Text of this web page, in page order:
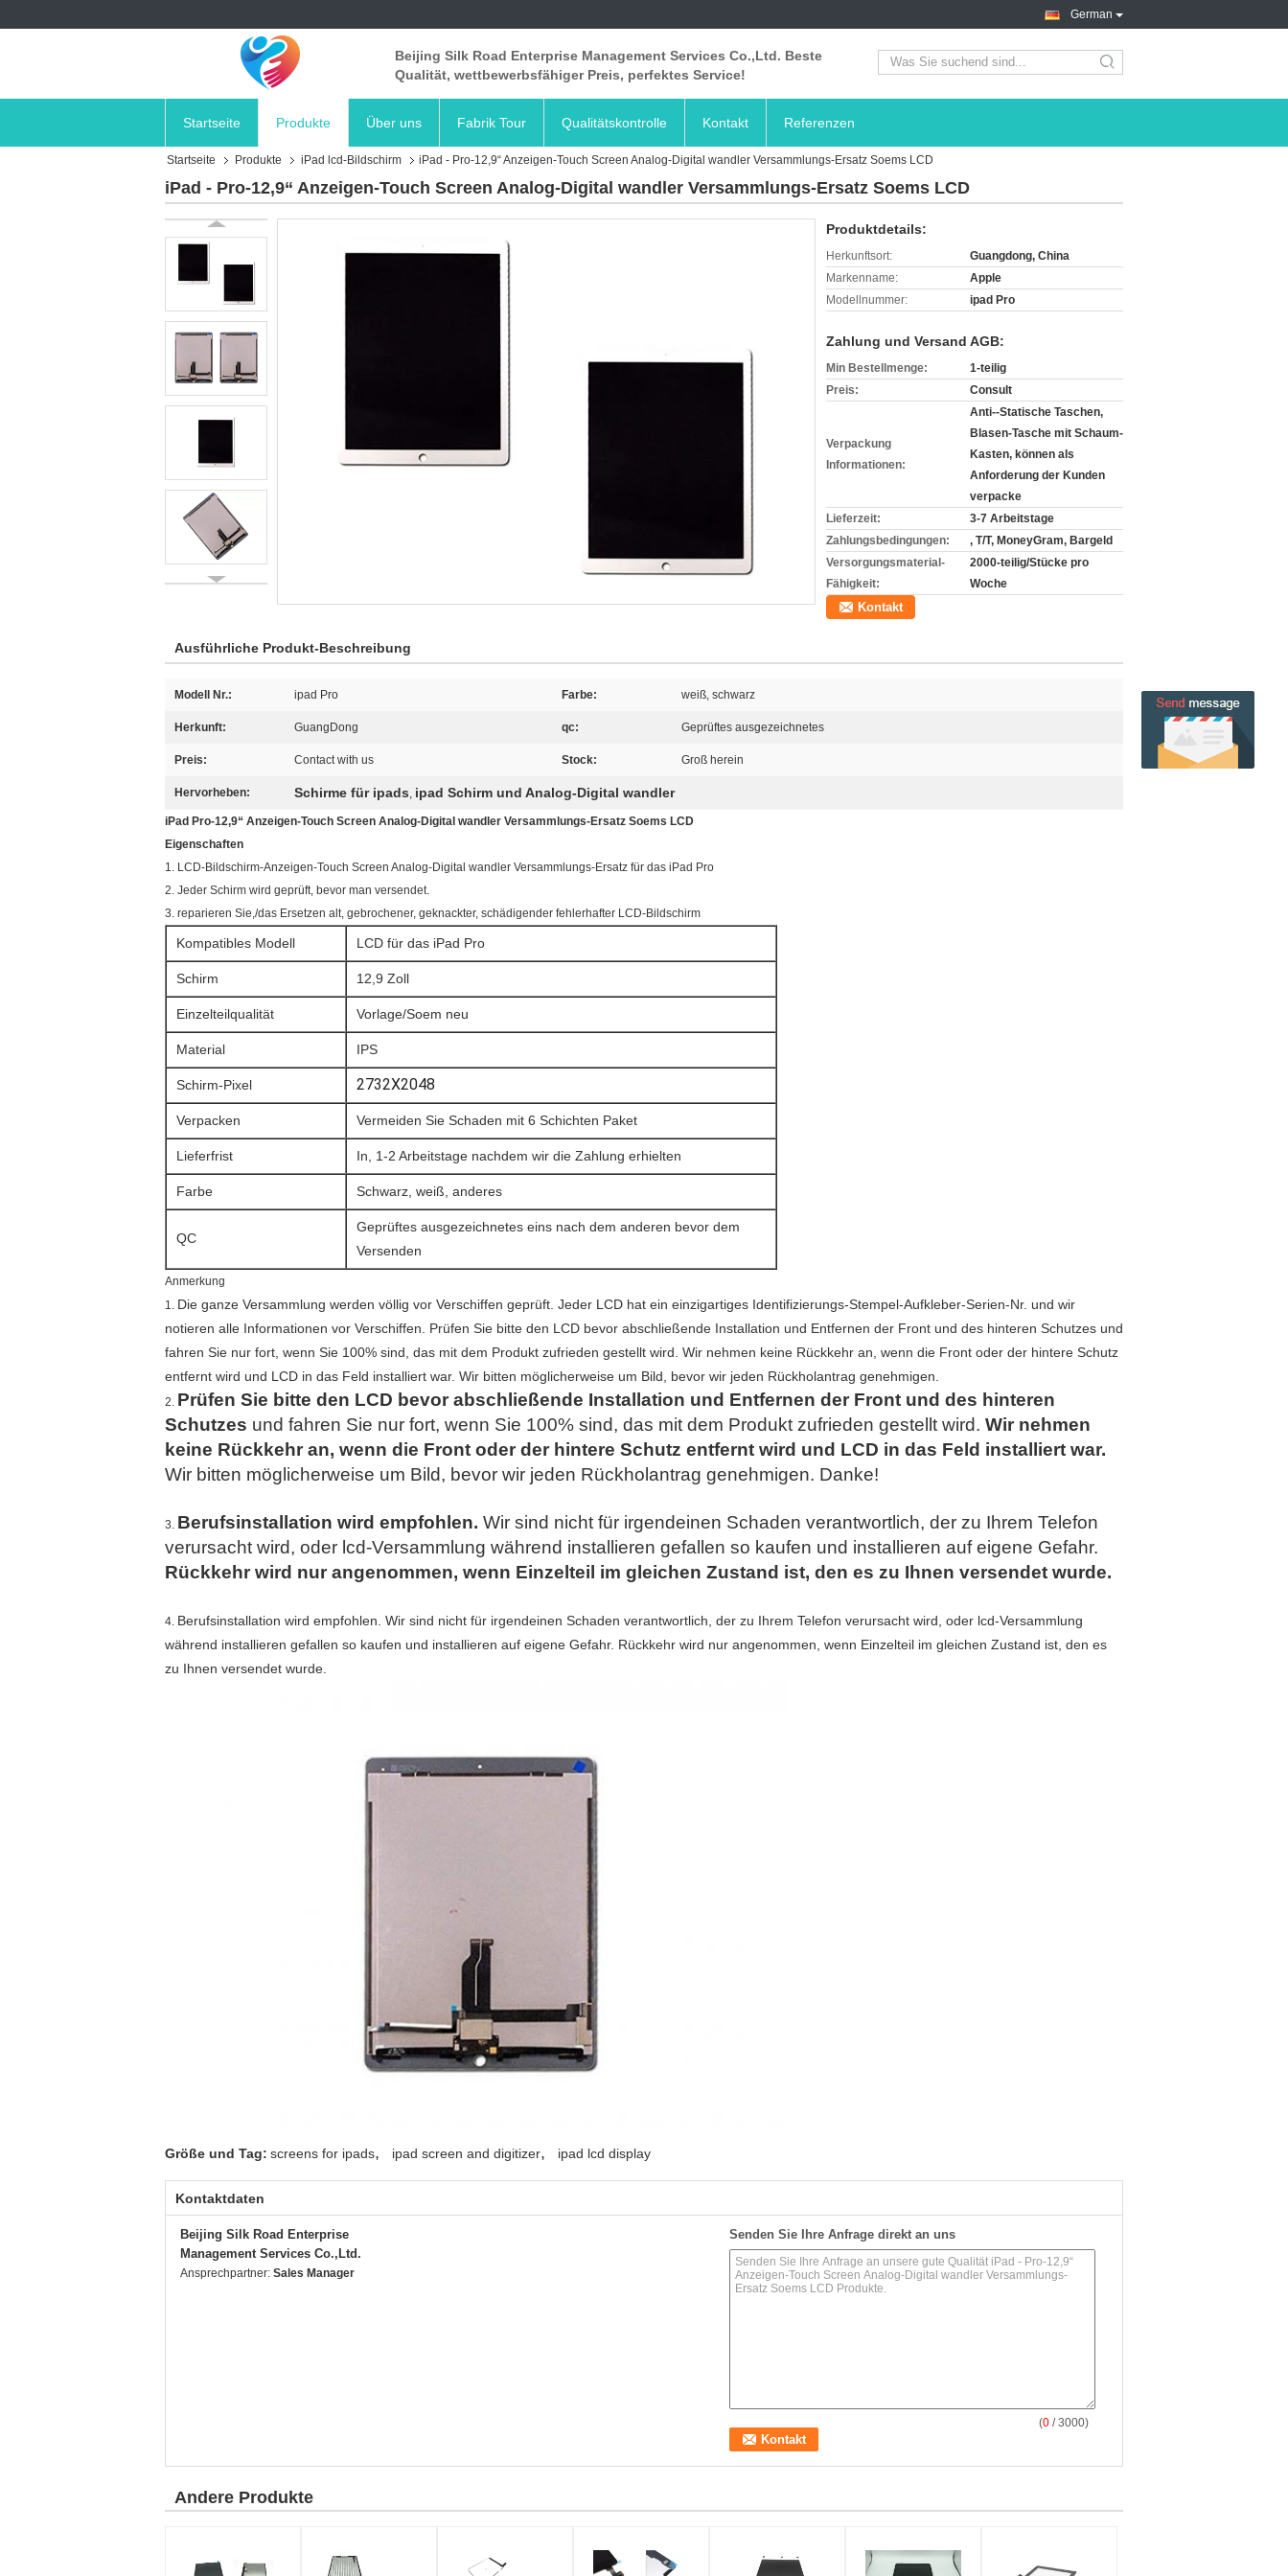
German
Beijing Silk Road Enterprise Management Services Co.,Ltd. Beste
Qualität, wettbewerbsfähiger Preis, perfektes Service!
search
Startseite Produkte Über uns Fabrik Tour Qualitätskontrolle Kontakt Referenzen
Startseite Produkte iPad lcd-Bildschirm iPad - Pro-12,9“ Anzeigen-Touch Screen Analog-Digital wandler Versammlungs-Ersatz Soems LCD
iPad - Pro-12,9“ Anzeigen-Touch Screen Analog-Digital wandler Versammlungs-Ersatz Soems LCD
Produktdetails:
Herkunftsort:
Guangdong, China
Markenname:
Apple
Modellnummer:
ipad Pro
Zahlung und Versand AGB:
Min Bestellmenge:
1-teilig
Preis:
Consult
Verpackung
Informationen:
Anti--Statische Taschen,
Blasen-Tasche mit Schaum-
Kasten, können als
Anforderung der Kunden
verpacke
Lieferzeit:
3-7 Arbeitstage
Zahlungsbedingungen:
, T/T, MoneyGram, Bargeld
Versorgungsmaterial-
Fähigkeit:
2000-teilig/Stücke pro
Woche
Kontakt
Ausführliche Produkt-Beschreibung
Modell Nr.: ipad Pro Farbe: weiß, schwarz
Herkunft: GuangDong qc: Geprüftes ausgezeichnetes
Preis: Contact with us Stock: Groß herein
Hervorheben: Schirme für ipads, ipad Schirm und Analog-Digital wandler
iPad Pro-12,9“ Anzeigen-Touch Screen Analog-Digital wandler Versammlungs-Ersatz Soems LCD
Eigenschaften
1. LCD-Bildschirm-Anzeigen-Touch Screen Analog-Digital wandler Versammlungs-Ersatz für das iPad Pro
2. Jeder Schirm wird geprüft, bevor man versendet.
3. reparieren Sie,/das Ersetzen alt, gebrochener, geknackter, schädigender fehlerhafter LCD-Bildschirm
Kompatibles Modell LCD für das iPad Pro
Schirm 12,9 Zoll
Einzelteilqualität Vorlage/Soem neu
Material IPS
Schirm-Pixel 2732X2048
Verpacken Vermeiden Sie Schaden mit 6 Schichten Paket
Lieferfrist In, 1-2 Arbeitstage nachdem wir die Zahlung erhielten
Farbe Schwarz, weiß, anderes
QC
Geprüftes ausgezeichnetes eins nach dem anderen bevor dem
Versenden
Anmerkung
1. Die ganze Versammlung werden völlig vor Verschiffen geprüft. Jeder LCD hat ein einzigartiges Identifizierungs-Stempel-Aufkleber-Serien-Nr. und wir
notieren alle Informationen vor Verschiffen. Prüfen Sie bitte den LCD bevor abschließende Installation und Entfernen der Front und des hinteren Schutzes und
fahren Sie nur fort, wenn Sie 100% sind, das mit dem Produkt zufrieden gestellt wird. Wir nehmen keine Rückkehr an, wenn die Front oder der hintere Schutz
entfernt wird und LCD in das Feld installiert war. Wir bitten möglicherweise um Bild, bevor wir jeden Rückholantrag genehmigen.
2. Prüfen Sie bitte den LCD bevor abschließende Installation und Entfernen der Front und des hinteren
Schutzes und fahren Sie nur fort, wenn Sie 100% sind, das mit dem Produkt zufrieden gestellt wird. Wir nehmen
keine Rückkehr an, wenn die Front oder der hintere Schutz entfernt wird und LCD in das Feld installiert war.
Wir bitten möglicherweise um Bild, bevor wir jeden Rückholantrag genehmigen. Danke!
3. Berufsinstallation wird empfohlen. Wir sind nicht für irgendeinen Schaden verantwortlich, der zu Ihrem Telefon
verursacht wird, oder lcd-Versammlung während installieren gefallen so kaufen und installieren auf eigene Gefahr.
Rückkehr wird nur angenommen, wenn Einzelteil im gleichen Zustand ist, den es zu Ihnen versendet wurde.
4. Berufsinstallation wird empfohlen. Wir sind nicht für irgendeinen Schaden verantwortlich, der zu Ihrem Telefon verursacht wird, oder lcd-Versammlung
während installieren gefallen so kaufen und installieren auf eigene Gefahr. Rückkehr wird nur angenommen, wenn Einzelteil im gleichen Zustand ist, den es
zu Ihnen versendet wurde.
Größe und Tag: screens for ipads, ipad screen and digitizer, ipad lcd display
Kontaktdaten
Beijing Silk Road Enterprise
Management Services Co.,Ltd.
Ansprechpartner: Sales Manager
Senden Sie Ihre Anfrage direkt an uns
(0 / 3000)
Andere Produkte